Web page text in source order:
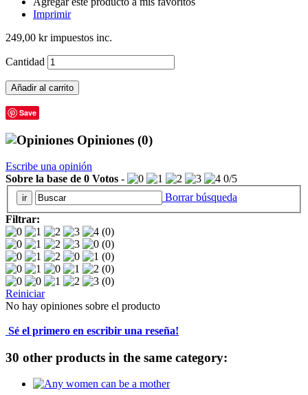
Imprimir
249,00 krimpuestos inc.
Cantidad
Añadir al carrito
Save
Opiniones (0)
Escribe una opinión
Sobre la base de 0 Votos - 0/5
Borrar búsqueda
Filtrar:
(0)
(0)
(0)
(0)
(0)
Reiniciar
No hay opiniones sobre el producto
Sé el primero en escribir una reseña!
30 other products in the same category: